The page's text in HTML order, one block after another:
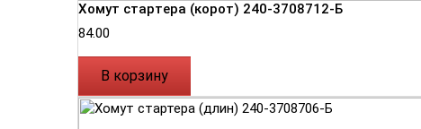
Хомут стартера (корот) 240-3708712-Б
84.00
В корзину